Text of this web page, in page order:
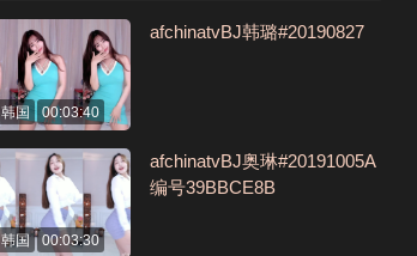
韩国 00:03:40
afchinatvBJ韩璐#20190827
韩国 00:03:30
afchinatvBJ奥琳#20191005A
编号39BBCE8B